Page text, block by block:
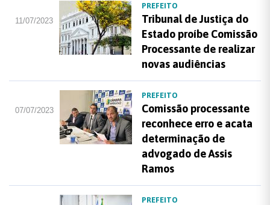
11/07/2023
PREFEITO
Tribunal de Justiça do
Estado proíbe Comissão
Processante de realizar
novas audiências
07/07/2023
PREFEITO
Comissão processante
reconhece erro e acata
determinação de
advogado de Assis
Ramos
PREFEITO